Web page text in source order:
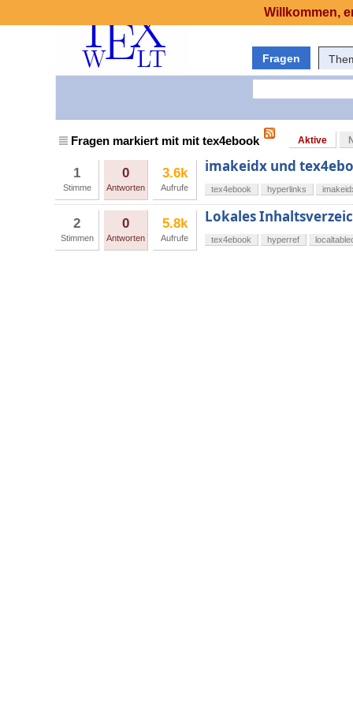
Fragen
Fragen markiert mit mit tex4ebook Aktive
1
Stimme
0
Antworten
3.6k
Aufrufe
imakeidx und
tex4ebook hyperlinks
2
Stimmen
0
Antworten
5.8k
Aufrufe
Lokales
tex4ebook hyperref
Willkommen,